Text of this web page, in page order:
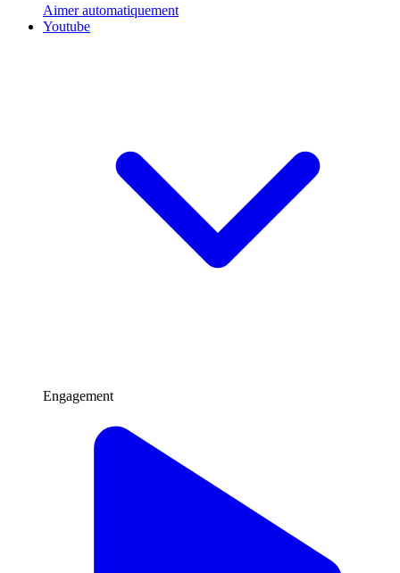
Aimer automatiquement
Youtube
Engagement